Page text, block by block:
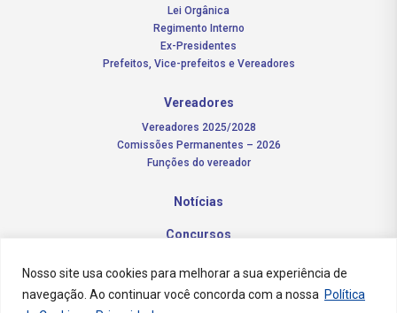
Nosso site usa cookies para melhorar a sua experiência de
navegação. Ao continuar você concorda com a nossa Política
Lei Orgânica
Regimento Interno
Ex-Presidentes
Prefeitos, Vice-prefeitos e Vereadores
Vereadores
Vereadores 2025/2028
Comissões Permanentes – 2026
Funções do vereador
Notícias
Concursos
Transparência Pública
Contato